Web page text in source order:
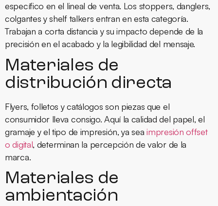
específico en el lineal de venta. Los stoppers, danglers,
colgantes y shelf talkers entran en esta categoría.
Trabajan a corta distancia y su impacto depende de la
precisión en el acabado y la legibilidad del mensaje.
Materiales de
distribución directa
Flyers, folletos y catálogos son piezas que el
consumidor lleva consigo. Aquí la calidad del papel, el
gramaje y el tipo de impresión, ya seaimpresión offset
o digital, determinan la percepción de valor de la
marca.
Materiales de
ambientación